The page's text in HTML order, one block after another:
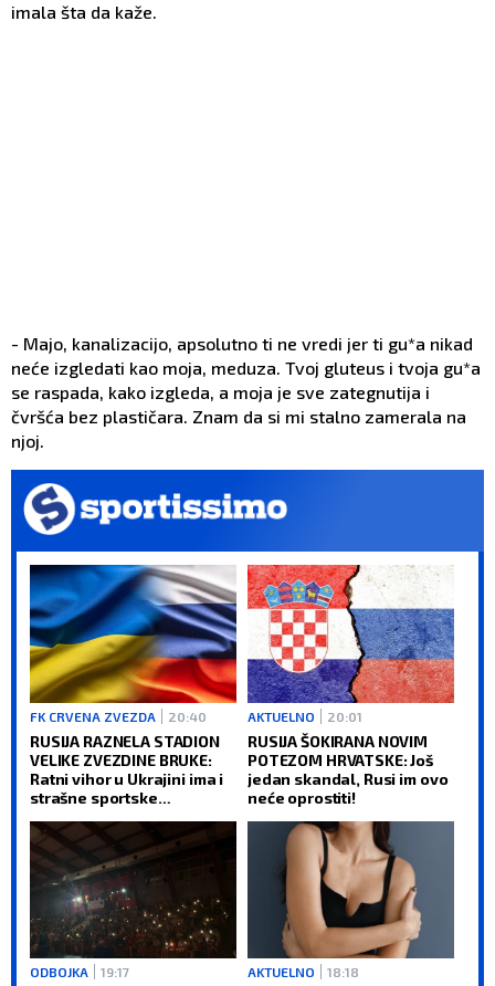
imala šta da kaže.
- Majo, kanalizacijo, apsolutno ti ne vredi jer ti gu*a nikad
neće izgledati kao moja, meduza. Tvoj gluteus i tvoja gu*a
se raspada, kako izgleda, a moja je sve zategnutija i
čvršća bez plastičara. Znam da si mi stalno zamerala na
njoj.
FK CRVENA ZVEZDA 20:40
RUSIJA RAZNELA STADION
VELIKE ZVEZDINE BRUKE:
Ratni vihor u Ukrajini ima i
strašne sportske
AKTUELNO 20:01
RUSIJA ŠOKIRANA NOVIM
POTEZOM HRVATSKE: Još
jedan skandal, Rusi im ovo
neće oprostiti!
ODBOJKA 19:17 AKTUELNO 18:18